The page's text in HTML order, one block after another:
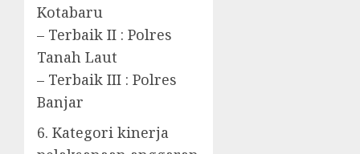
Kotabaru
– Terbaik II : Polres
Tanah Laut
– Terbaik III : Polres
Banjar
6. Kategori kinerja